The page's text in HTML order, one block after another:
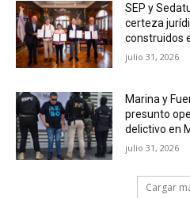
SEP y
certeza
construidos
julio 31, 2026
Marina y
presunto
delictivo en
julio 31, 2026
Cargar